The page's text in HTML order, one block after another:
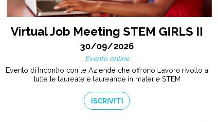
Virtual Job Meeting STEM GIRLS II
30/09/2026
Evento online
Evento di Incontro con le Aziende che offrono Lavoro rivolto a
tutte le laureate e laureande in materie STEM
ISCRIVITI